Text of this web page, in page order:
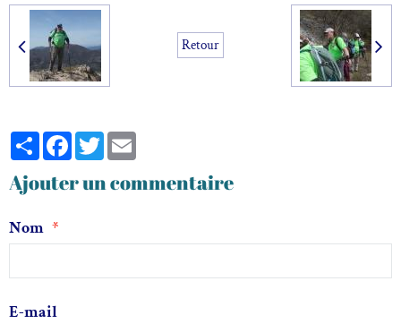
Retour
PartagerFacebook
Twitter
Ajouter un commentaire
Nom
E-mail